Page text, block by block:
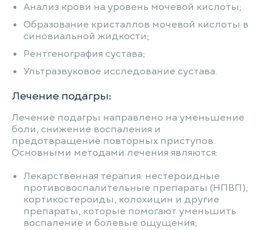
Анализ крови на уровень мочевой кислоты;
Образование кристаллов мочевой кислоты в
синовиальной жидкости;
Рентгенография сустава;
Ультразвуковое исследование сустава.
Лечение подагры:
Лечение подагры направлено на уменьшение
боли, снижение воспаления и
предотвращение повторных приступов.
Основными методами лечения являются:
Лекарственная терапия: нестероидные
противовоспалительные препараты (НПВП),
кортикостероиды, колохицин и другие
препараты, которые помогают уменьшить
воспаление и болевые ощущения;